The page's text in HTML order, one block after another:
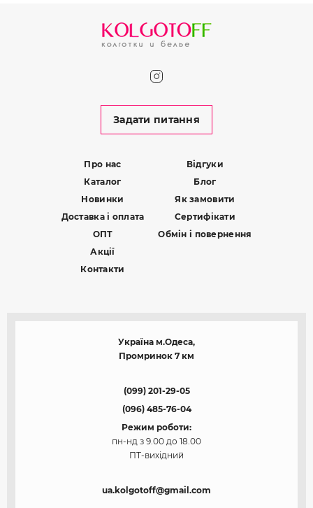
Задати питання
Про нас
Каталог
Новинки
Доставка і оплата
ОПТ
Акції
Контакти
Відгуки
Блог
Як замовити
Сертифікати
Обмін і повернення
Україна м.Одеса,
Промринок 7 км
(099) 201-29-05
(096) 485-76-04
Режим роботи:
пн-нд з 9.00 до 18.00
ПТ-вихідний
ua.kolgotoff@gmail.com